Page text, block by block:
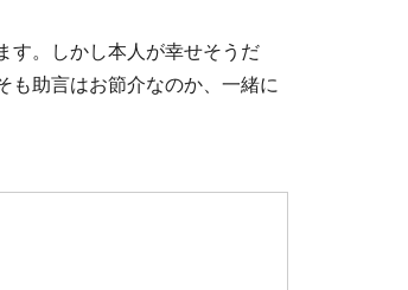
す。しかし本人が幸せそうだ
も助言はお節介なのか、一緒に